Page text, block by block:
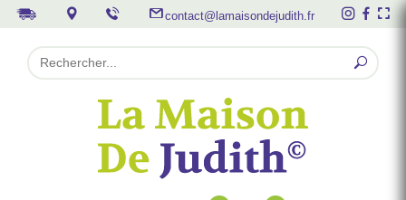
contact@lamaisondejudith.fr